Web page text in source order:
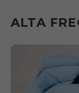
ALTA